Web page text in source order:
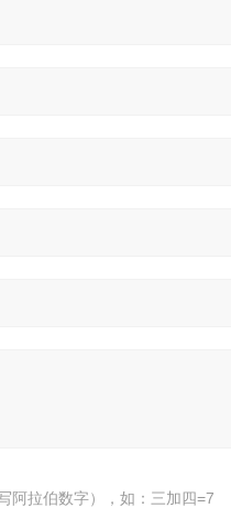
阿拉伯数字），如：三加四=7